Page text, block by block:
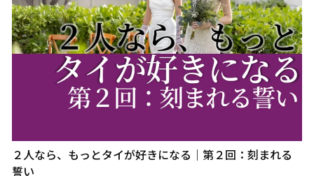
２人なら、もっとタイが好きになる｜第２回：刻まれる
誓い